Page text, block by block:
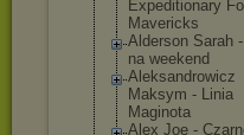
Expeditionary
Mavericks
Alderson Sarah
na weekend
Aleksandrowicz
Maksym - Linia
Maginota
Alex Joe -